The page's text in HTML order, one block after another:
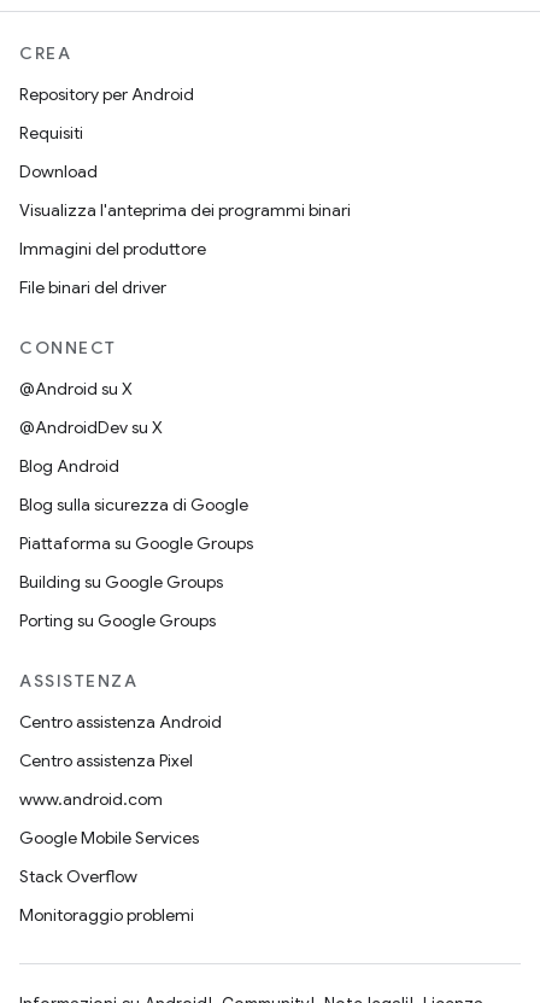
CREA
Repository per Android
Requisiti
Download
Visualizza l'anteprima dei programmi binari
Immagini del produttore
File binari del driver
CONNECT
@Android su X
@AndroidDev su X
Blog Android
Blog sulla sicurezza di Google
Piattaforma su Google Groups
Building su Google Groups
Porting su Google Groups
ASSISTENZA
Centro assistenza Android
Centro assistenza Pixel
www.android.com
Google Mobile Services
Stack Overflow
Monitoraggio problemi